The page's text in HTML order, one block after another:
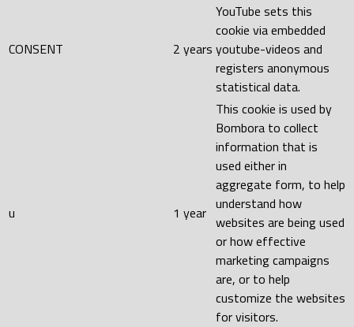
CONSENT 2 years
YouTube sets this
cookie via embedded
youtube-videos and
registers anonymous
statistical data.
u 1 year
This cookie is used by
Bombora to collect
information that is
used either in
aggregate form, to help
understand how
websites are being used
or how effective
marketing campaigns
are, or to help
customize the websites
for visitors.